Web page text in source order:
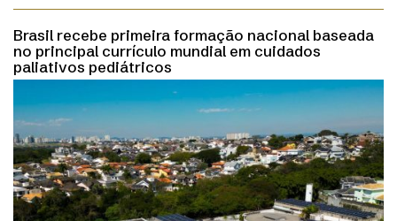
Brasil recebe primeira formação nacional baseada
no principal currículo mundial em cuidados
paliativos pediátricos